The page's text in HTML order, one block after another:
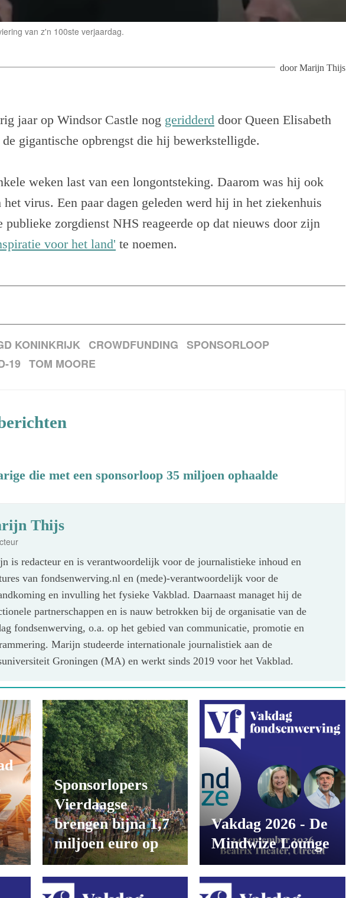
van z'n 100ste verjaardag.
doorMarijn Thijs
jaar op Windsor Castle nog geridderd door Queen Elisabeth
gigantische opbrengst die hij bewerkstelligde.
weken last van een longontsteking. Daarom was hij ook
virus. Een paar dagen geleden werd hij in het ziekenhuis
publieke zorgdienst NHS reageerde op dat nieuws door zijn
voor het land' te noemen.
KONINKRIJK CROWDFUNDING SPONSORLOOP
19 TOM MOORE
die met een sponsorloop 35 miljoen ophaalde
Thijs
is redacteur en is verantwoordelijk voor de journalistieke inhoud en
van fondsenwerving.nl en (mede)-verantwoordelijk voor de
en invulling het fysieke Vakblad. Daarnaast managet hij de
partnerschappen en is nauw betrokken bij de organisatie van de
fondsenwerving, o.a. op het gebied van communicatie, promotie en
Marijn studeerde internationale journalistiek aan de
Groningen (MA) en werkt sinds 2019 voor het Vakblad.
Sponsorlopers
Vierdaagse
brengen bijna 1,7
miljoen euro op
Vakdag 2026 - De
Mindwize Lounge